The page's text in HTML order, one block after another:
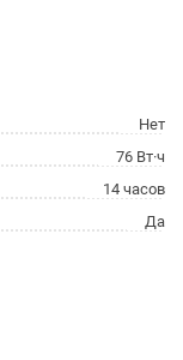
Нет
76 Вт·ч
14 часов
Да